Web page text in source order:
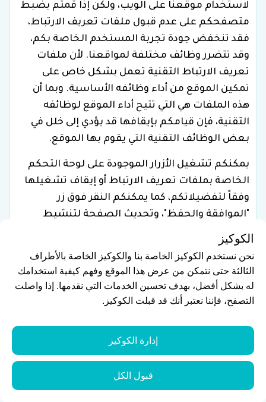
لاستخدام موقعنا على الويب، ولكن إذا قمتم بضبط
متصفحكم على عدم قبول ملفات تعريف الارتباط،
فقد تنخفض جودة تجربة المستخدم الخاصة بكم،
وقد تتضرر وظائف مختلفة لمواقعنا. لأن ملفات
تعريف الارتباط التقنية تعمل بشكل خاص على
تمكين الموقع من أداء وظائفه الأساسية. وبما أن
هذه الملفات هي التي تتيح أداء الموقع لوظائفه
التقنية، فإن قيامكم بإيقافها قد يؤدي إلى خلل في
بعض الوظائف التقنية التي يقوم بها الموقع.
يمكنكم تشغيل الأزرار الموجودة على لوحة التحكم
الخاصة بملفات تعريف الارتباط أو إيقاف تشغيلها
وفقاً لتفضيلاتكم، كما يمكنكم النقر فوق زر
"الموافقة والحفظ"، وتحديث الصفحة لتنشيط
إعداداتكم.
يمكنكم ضبط متصفح الويب الخاص بكم، لحظر
ملفات تعريف الارتباط لجميع المواقع أو مواقع
محددة، أو لتنبيهكم عند إنشاء ملف تعريف ارتباط،
أو لحظر ملفات تعريف الارتباط الخاصة بأطراف
ثالثة، أو للتعامل مع جميع ملفات تعريف الارتباط
كملفات تعريف ارتباط للجلسة. كذلك يتيح لكم
المتصفح القيام بحذف ملفات تعريف الارتباط، أو
الاطلاع على قائمة ملفات تعريف الارتباط المخزنة
فيه، من أجل الحصول على معلومات تفصيلية عن
الكوكيز
نحن نستخدم الكوكيز الخاصة بنا والكوكيز الخاصة بالأطراف
الثالثة حتى نتمكن من عرض هذا الموقع وفهم كيفية استخدامك
له بشكل أفضل، بهدف تحسين الخدمات التي نقدمها. إذا واصلت
التصفح، فإننا نعتبر أنك قد قبلت الكوكيز.
إدارة الكوكيز
قبول الكل